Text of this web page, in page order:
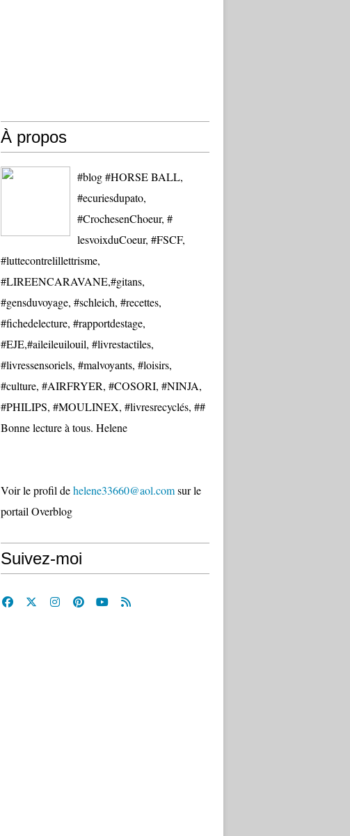
À propos
#blog #HORSE BALL,
#ecuriesdupato,
#CrochesenChoeur, #
lesvoixduCoeur, #FSCF,
#luttecontrelillettrisme,
#LIREENCARAVANE,#gitans,
#gensduvoyage, #schleich, #recettes,
#fichedelecture, #rapportdestage,
#EJE,#aileileuilouil, #livrestactiles,
#livressensoriels, #malvoyants, #loisirs,
#culture, #AIRFRYER, #COSORI, #NINJA,
#PHILIPS, #MOULINEX, #livresrecyclés, ##
Bonne lecture à tous. Helene
Voir le profil dehelene33660@aol.comsur le
portail Overblog
Suivez-moi